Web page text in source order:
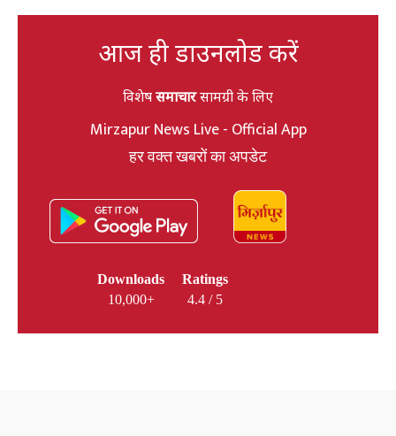
आज ही डाउनलोड करें
विशेषसमाचारसामग्री के लिए
Mirzapur News Live - Official App
हर वक्त खबरों का अपडेट
Downloads
10,000+
Ratings
4.4 / 5